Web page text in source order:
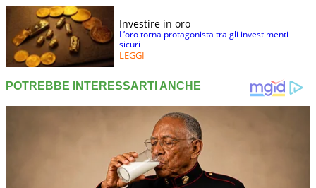
Investire in oro
L’oro torna protagonista tra gli investimenti
sicuri
LEGGI